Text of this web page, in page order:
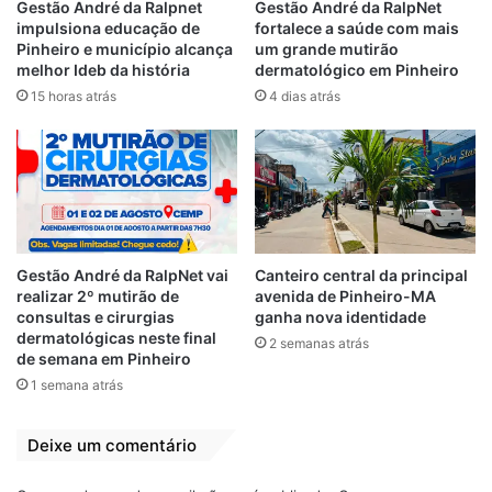
O presidente da Câmara Municipal, Elizeu
Abreu, agradeceu o apoio. “Trouxemos a
demanda e o presidente prontamente nos
a par da situação da COVID-19 em Pinheiro.
Agradeço à nossa vice Ana Paula por
Gestão André da Ralpnet
impulsiona educação de
Pinheiro e município alcança
melhor Ideb da história
15 horas atrás
Gestão André da RalpNet
fortalece a saúde com mais
um grande mutirão
dermatológico em Pinheiro
4 dias atrás
Gestão André da RalpNet vai
realizar 2º mutirão de
consultas e cirurgias
dermatológicas neste final
de semana em Pinheiro
1 semana atrás
Canteiro central da principal
avenida de Pinheiro-MA
ganha nova identidade
2 semanas atrás
Deixe um comentário